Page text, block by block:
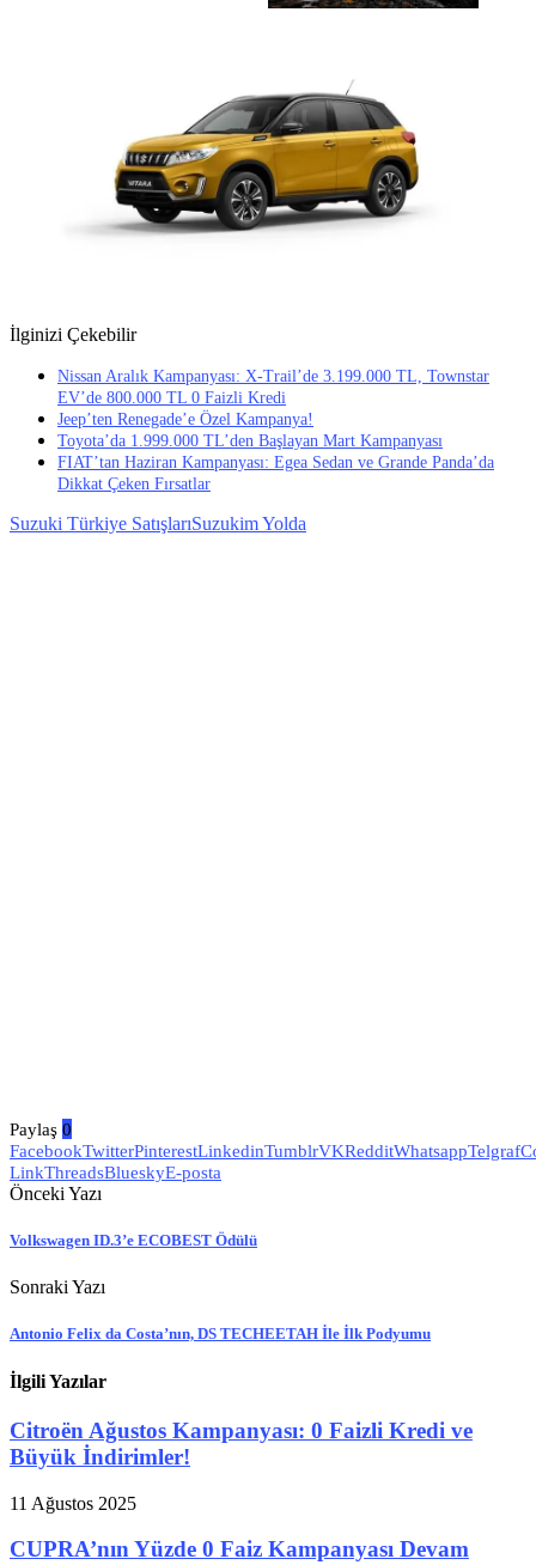
İlginizi Çekebilir
Nissan Aralık Kampanyası: X-Trail’de 3.199.000 TL, Townstar
EV’de 800.000 TL 0 Faizli Kredi
Jeep’ten Renegade’e Özel Kampanya!
Toyota’da 1.999.000 TL’den Başlayan Mart Kampanyası
FIAT’tan Haziran Kampanyası: Egea Sedan ve Grande Panda’da
Dikkat Çeken Fırsatlar
Suzuki Türkiye SatışlarıSuzukim Yolda
Paylaş 0
FacebookTwitterPinterestLinkedinTumblrVKRedditWhatsappTelgraf
LinkThreadsBlueskyE-posta
Önceki Yazı
Volkswagen ID.3’e ECOBEST Ödülü
Sonraki Yazı
Antonio Felix da Costa’nın, DS TECHEETAH İle İlk Podyumu
İlgili Yazılar
Citroën Ağustos Kampanyası: 0 Faizli Kredi ve
Büyük İndirimler!
11 Ağustos 2025
CUPRA’nın Yüzde 0 Faiz Kampanyası Devam